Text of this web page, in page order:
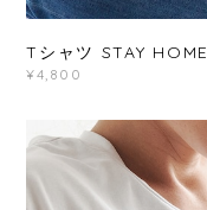
Tシャツ STAY HOME
¥4,800